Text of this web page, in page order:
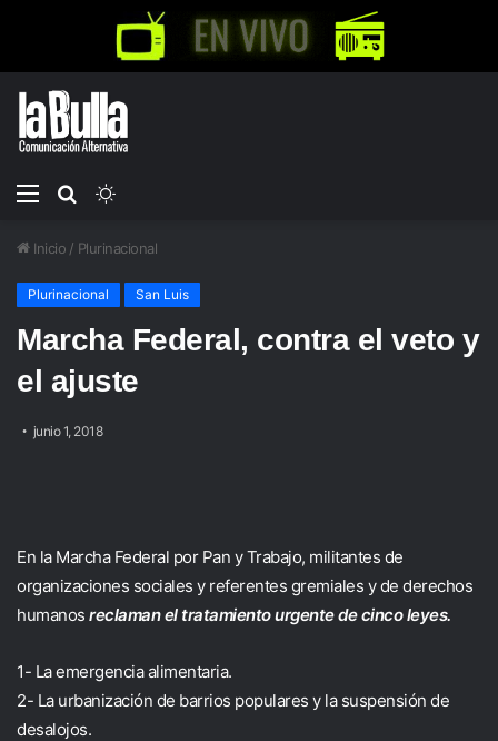
Menú
Buscar
Inicio / Plurinacional
Plurinacional San Luis
Marcha Federal, contra el veto y
el ajuste
junio 1, 2018
En la Marcha Federal por Pan y Trabajo, militantes de
organizaciones sociales y referentes gremiales y de derechos
humanos reclaman el tratamiento urgente de cinco leyes.
1- La emergencia alimentaria.
2- La urbanización de barrios populares y la suspensión de
desalojos.